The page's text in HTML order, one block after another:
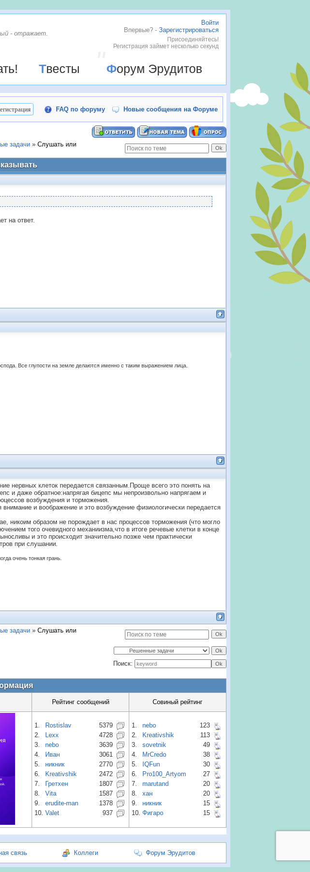
Войти
Впервые? - Зарегистрироваться
Присоединяйтесь!
Регистрация займет несколько секунд
- отражает.
Твесты Форум Эрудитов
FAQ по форуму Новые сообщения на Форуме
задачи » Слушать или
на ответ.
Все глупости на земле делаются именно с таким выражением лица.
нервных клеток передается связанным.Проще всего это понять на
и даже обратное:напрягая бицепс мы непроизвольно напрягаем и
возбуждения и торможения.
и воображение и это возбуждение физиологически передается
никоим образом не порождает в нас процессов торможения (что могло
того очевидного механиизма,что в итоге речевые клетки в конце
и это происходит значительно позже чем практически
при слушании.
очень тонкая грань.
задачи » Слушать или
Поиск:
Рейтинг сообщений Совиный рейтинг
1. Rostislav
5379
2.
Lexx
4728
3.
nebo
3639
4.
Иван
3061
5.
никник
2770
6.
Kreativshik
2472
7.
Гретхен
1807
8.
Vita
1587
9.
erudite-man
1378
10. Valet 937
1. nebo
123
2.
Kreativshik
113
3.
sovetnik
49
4.
MrCredo
38
5.
IQFun
30
6.
Pro100_Artyom
27
7.
marutand
20
8.
хан
20
9.
никник
15
10. Фигаро 15
связь Коллеги Форум Эрудитов